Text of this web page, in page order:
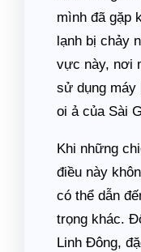
mình đã gặp
lạnh bị chảy
vực này, nơi
sử dụng máy
oi ả của Sài
Khi những
điều này
có thể dẫn
trọng khác.
Linh Đông,